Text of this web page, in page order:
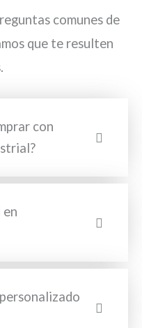
comunes de
que te resulten
con
en